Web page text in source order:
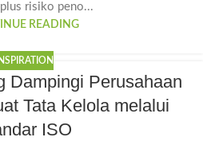
plus risiko peno...
READING
INSPIRATION
Dampingi Perusahaan
Tata Kelola melalui
ISO